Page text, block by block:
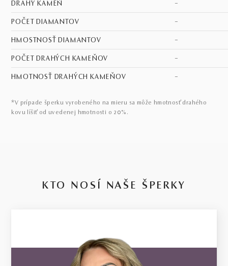
DRAHÝ KAMEŇ –
POČET DIAMANTOV –
HMOSTNOSŤ DIAMANTOV –
POČET DRAHÝCH KAMEŇOV –
HMOTNOSŤ DRAHÝCH KAMEŇOV –
*V prípade šperku vyrobeného na mieru sa môže hmotnosť drahého
kovu líšiť od uvedenej hmotnosti o 20%.
KTO NOSÍ NAŠE ŠPERKY